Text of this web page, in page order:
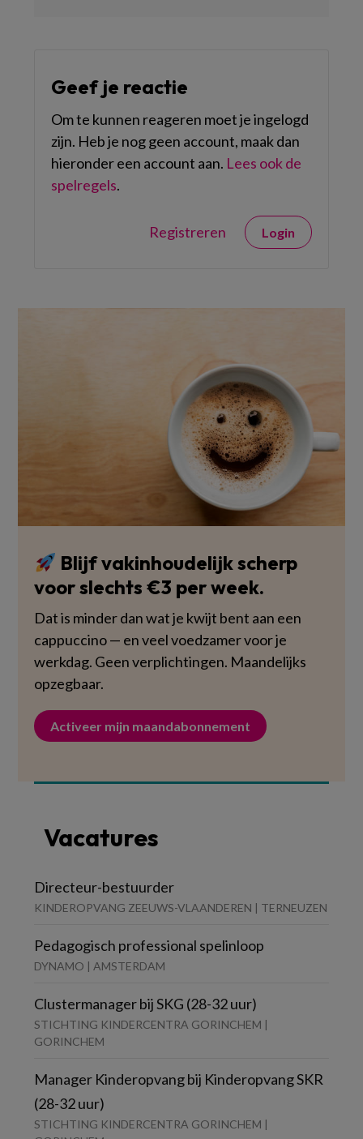
Geef je reactie
Om te kunnen reageren moet je ingelogd
zijn. Heb je nog geen account, maak dan
hieronder een account aan. Lees ook de
spelregels.
Registreren Login
Blijf vakinhoudelijk scherp
voor slechts €3 per week.
Dat is minder dan wat je kwijt bent aan een
cappuccino — en veel voedzamer voor je
werkdag. Geen verplichtingen. Maandelijks
opzegbaar.
Activeer mijn maandabonnement
Vacatures
Directeur-bestuurder
KINDEROPVANG ZEEUWS-VLAANDEREN | TERNEUZEN
Pedagogisch professional spelinloop
DYNAMO | AMSTERDAM
Clustermanager bij SKG (28-32 uur)
STICHTING KINDERCENTRA GORINCHEM |
GORINCHEM
Manager Kinderopvang bij Kinderopvang SKR
(28-32 uur)
STICHTING KINDERCENTRA GORINCHEM |